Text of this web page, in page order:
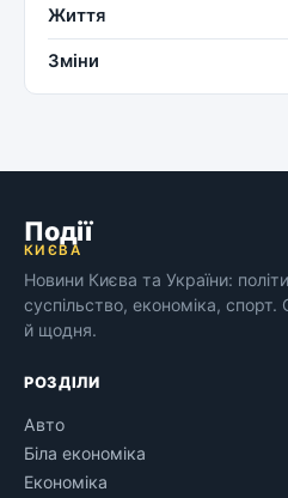
Життя
Зміни
Події
КИЄВА
Новини Києва та України:
суспільство, економіка, спорт.
й щодня.
РОЗДІЛИ
Авто
Біла економіка
Економіка